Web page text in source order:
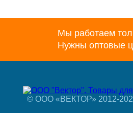
Мы работаем
Нужны оптовые
© ООО «ВЕКТОР» 2012-